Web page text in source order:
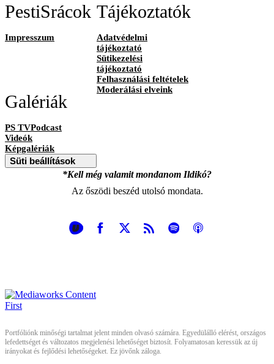
PestiSrácok
Impresszum
Tájékoztatók
Adatvédelmi
tájékoztató
Sütikezelési
tájékoztató
Felhasználási feltételek
Moderálási elveink
Galériák
PS TVPodcast
Videók
Képgalériák
Süti beállítások
*Kell még valamit mondanom Ildikó?
Az őszödi beszéd utolsó mondata.
Portfóliónk minőségi tartalmat jelent minden olvasó számára. Egyedülálló elérést, országos
lefedettséget és változatos megjelenési lehetőséget biztosít. Folyamatosan keressük az új
irányokat és fejlődési lehetőségeket. Ez jövőnk záloga.